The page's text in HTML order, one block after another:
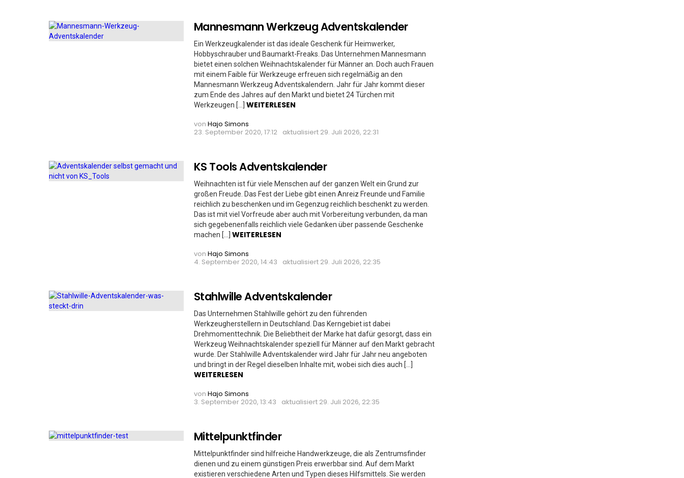
Mannesmann Werkzeug Adventskalender
Ein Werkzeugkalender ist das ideale Geschenk für Heimwerker,
Hobbyschrauber und Baumarkt-Freaks. Das Unternehmen Mannesmann
bietet einen solchen Weihnachtskalender für Männer an. Doch auch Frauen
mit einem Faible für Werkzeuge erfreuen sich regelmäßig an den
Mannesmann Werkzeug Adventskalendern. Jahr für Jahr kommt dieser
zum Ende des Jahres auf den Markt und bietet 24 Türchen mit
Werkzeugen […] WEITERLESEN
von Hajo Simons
23. September 2020, 17:12 aktualisiert 29. Juli 2026, 22:31
KS Tools Adventskalender
Weihnachten ist für viele Menschen auf der ganzen Welt ein Grund zur
großen Freude. Das Fest der Liebe gibt einen Anreiz Freunde und Familie
reichlich zu beschenken und im Gegenzug reichlich beschenkt zu werden.
Das ist mit viel Vorfreude aber auch mit Vorbereitung verbunden, da man
sich gegebenenfalls reichlich viele Gedanken über passende Geschenke
machen […] WEITERLESEN
von Hajo Simons
4. September 2020, 14:43
aktualisiert 29. Juli 2026, 22:35
Stahlwille Adventskalender
Das Unternehmen Stahlwille gehört zu den führenden
Werkzeugherstellern in Deutschland. Das Kerngebiet ist dabei
Drehmomenttechnik. Die Beliebtheit der Marke hat dafür gesorgt, dass ein
Werkzeug Weihnachtskalender speziell für Männer auf den Markt gebracht
wurde. Der Stahlwille Adventskalender wird Jahr für Jahr neu angeboten
und bringt in der Regel dieselben Inhalte mit, wobei sich dies auch […]
WEITERLESEN
von Hajo Simons
3. September 2020, 13:43
aktualisiert 29. Juli 2026, 22:35
Mittelpunktfinder
Mittelpunktfinder sind hilfreiche Handwerkzeuge, die als Zentrumsfinder
dienen und zu einem günstigen Preis erwerbbar sind. Auf dem Markt
existieren verschiedene Arten und Typen dieses Hilfsmittels. Sie werden